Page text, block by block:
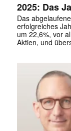
2025: Das
Das
erfolgreiches
um 22,6%, vor
Aktien, und